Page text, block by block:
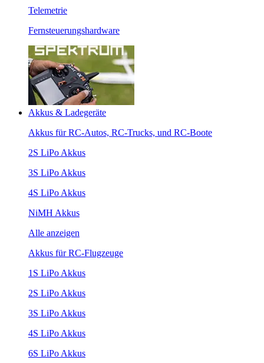
Telemetrie
Fernsteuerungshardware
Akkus & Ladegeräte
Akkus für RC-Autos, RC-Trucks, und RC-Boote
2S LiPo Akkus
3S LiPo Akkus
4S LiPo Akkus
NiMH Akkus
Alle anzeigen
Akkus für RC-Flugzeuge
1S LiPo Akkus
2S LiPo Akkus
3S LiPo Akkus
4S LiPo Akkus
6S LiPo Akkus